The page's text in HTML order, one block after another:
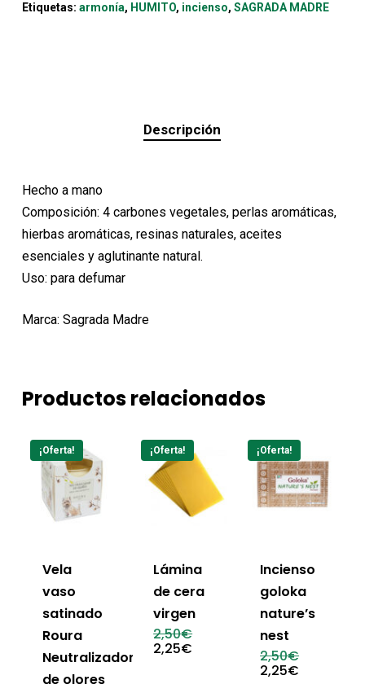
Etiquetas: armonía, HUMITO, incienso, SAGRADA MADRE
Descripción
Hecho a mano
Composición: 4 carbones vegetales, perlas aromáticas,
hierbas aromáticas, resinas naturales, aceites
esenciales y aglutinante natural.
Uso: para defumar
Marca: Sagrada Madre
Productos relacionados
¡Oferta!
Vela
vaso
satinado
Roura
Neutralizador
de olores
¡Oferta!
Lámina
de cera
virgen
2,50€El
2,25€
¡Oferta!
Incienso
goloka
nature’s
nest
2,50€El
2,25€